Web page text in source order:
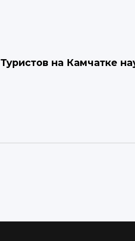
Туристов на Камчатке